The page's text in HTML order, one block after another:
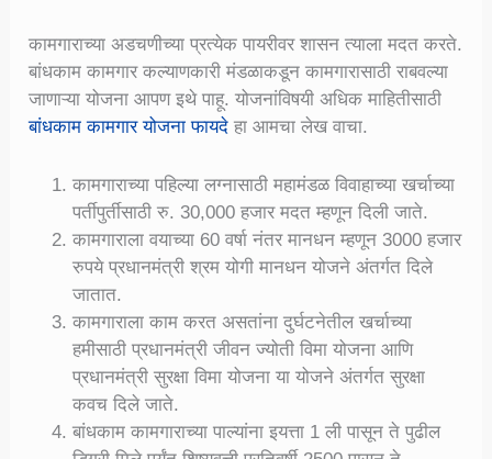
कामगाराच्या अडचणीच्या प्रत्येक पायरीवर शासन त्याला मदत करते.
बांधकाम कामगार कल्याणकारी मंडळाकडून कामगारासाठी राबवल्या
जाणाऱ्या योजना आपण इथे पाहू. योजनांविषयी अधिक माहितीसाठी
बांधकाम कामगार योजना फायदे हा आमचा लेख वाचा.
कामगाराच्या पहिल्या लग्नासाठी महामंडळ विवाहाच्या खर्चाच्या
पर्तीपुर्तीसाठी रु. 30,000 हजार मदत म्हणून दिली जाते.
कामगाराला वयाच्या 60 वर्षा नंतर मानधन म्हणून 3000 हजार
रुपये प्रधानमंत्री श्रम योगी मानधन योजने अंतर्गत दिले
जातात.
कामगाराला काम करत असतांना दुर्घटनेतील खर्चाच्या
हमीसाठी प्रधानमंत्री जीवन ज्योती विमा योजना आणि
प्रधानमंत्री सुरक्षा विमा योजना या योजने अंतर्गत सुरक्षा
कवच दिले जाते.
बांधकाम कामगाराच्या पाल्यांना इयत्ता 1 ली पासून ते पुढील